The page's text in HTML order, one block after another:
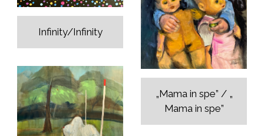
Infinity/Infinity
„Mama in spe” / „
Mama in spe”